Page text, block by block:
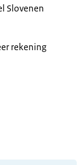
Slovenen
rekening